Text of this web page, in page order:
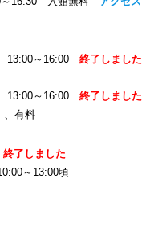
13:00～16:00 終了しました
13:00～16:00 終了しました
、有料
終了しました
～13:00頃